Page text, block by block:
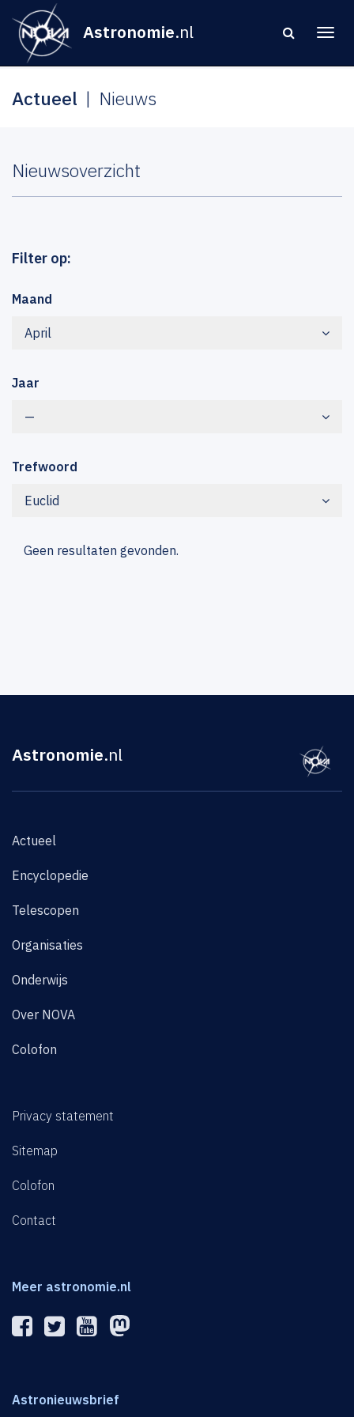
Astronomie.nl
Actueel Nieuws
Nieuwsoverzicht
Filter op:
Maand
April
Jaar
—
Trefwoord
Euclid
Geen resultaten gevonden.
Astronomie.nl
Actueel
Encyclopedie
Telescopen
Organisaties
Onderwijs
Over NOVA
Colofon
Privacy statement
Sitemap
Colofon
Contact
Meer astronomie.nl
Astronieuwsbrief